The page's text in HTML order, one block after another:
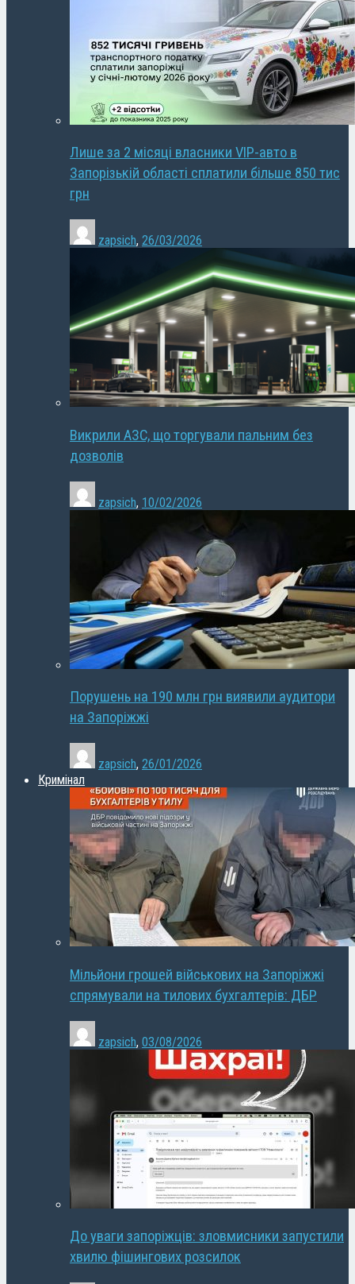
Лише за 2 місяці власники VIP-авто в
Запорізькій області сплатили більше 850 тис
грн
zapsich, 26/03/2026
Викрили АЗС, що торгували пальним без
дозволів
zapsich, 10/02/2026
Порушень на 190 млн грн виявили аудитори
на Запоріжжі
zapsich, 26/01/2026
Кримінал
Мільйони грошей військових на Запоріжжі
спрямували на тилових бухгалтерів: ДБР
zapsich, 03/08/2026
До уваги запоріжців: зловмисники запустили
хвилю фішингових розсилок